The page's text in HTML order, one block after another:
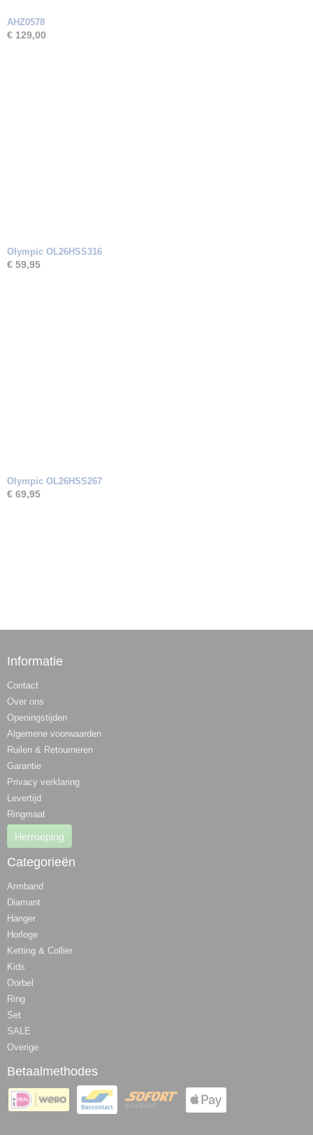
AHZ0578
€ 129,00
Olympic OL26HSS316
€ 59,95
Olympic OL26HSS267
€ 69,95
Informatie
Contact
Over ons
Openingstijden
Algemene voorwaarden
Ruilen & Retourneren
Garantie
Privacy verklaring
Levertijd
Ringmaat
Herroeping
Categorieën
Armband
Diamant
Hanger
Horloge
Ketting & Collier
Kids
Oorbel
Ring
Set
SALE
Overige
Betaalmethodes